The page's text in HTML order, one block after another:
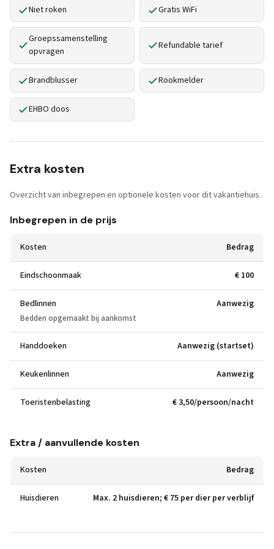
Niet roken Gratis WiFi
Groepssamenstelling
opvragen
Refundable tarief
Brandblusser Rookmelder
EHBO doos
Extra kosten
Overzicht van inbegrepen en optionele kosten voor dit vakantiehuis.
Inbegrepen in de prijs
Kosten Bedrag
Eindschoonmaak € 100
Bedlinnen
Bedden opgemaakt bij aankomst
Aanwezig
Handdoeken Aanwezig (startset)
Keukenlinnen Aanwezig
Toeristenbelasting € 3,50/persoon/nacht
Extra / aanvullende kosten
Kosten Bedrag
Huisdieren Max. 2 huisdieren; € 75 per dier per verblijf